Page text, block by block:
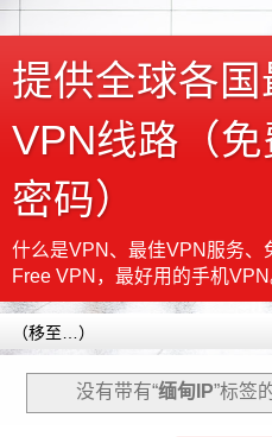
提供全球各
VPN线路（
密码）
什么是VPN、最佳VPN服务、
Free VPN，最好用的手机
没有带有“缅甸IP”标签